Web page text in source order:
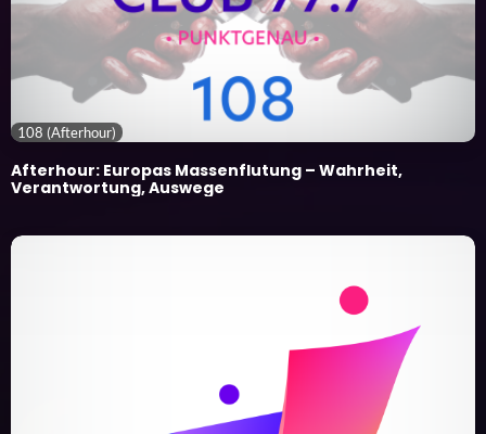
108 (Afterhour)
Afterhour: Europas Massenflutung – Wahrheit,
Verantwortung, Auswege